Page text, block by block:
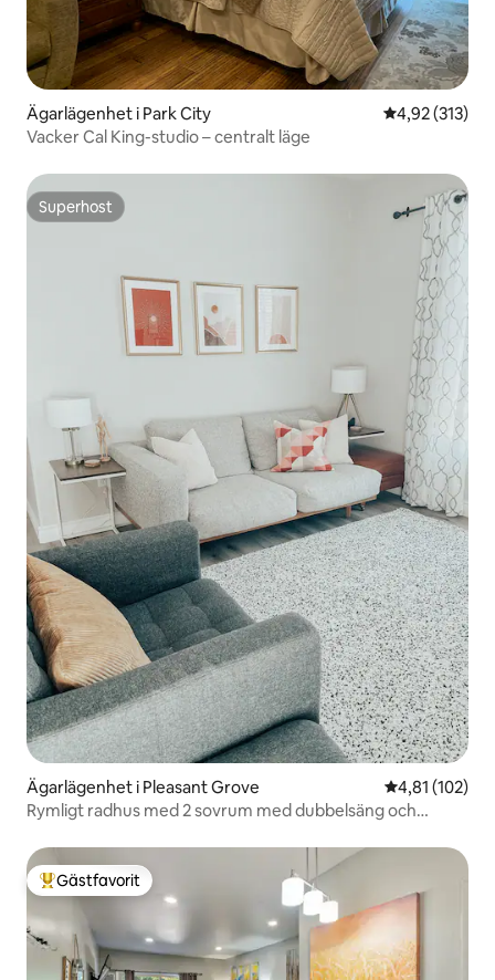
Ägarlägenhet i Park City 4,92 av 5 i
4,92 (313)
Vacker Cal King-studio – centralt läge
Superhost
Superhost
Ägarlägenhet i Pleasant Grove 4,81 av 5 i
4,81 (102)
Rymligt radhus med 2 sovrum med dubbelsäng och
Populär gästfavorit
Gästfavorit